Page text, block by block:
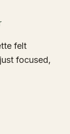
felt
focused,